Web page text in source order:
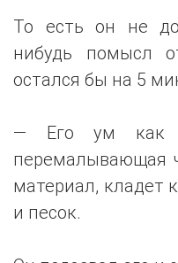
То есть он не
нибудь помысл
остался бы на 5
— Его ум как
перемалывающая
материал, кладет
и песок.